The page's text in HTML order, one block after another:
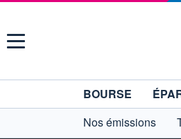
Menu
BOURSE
Nos émissions